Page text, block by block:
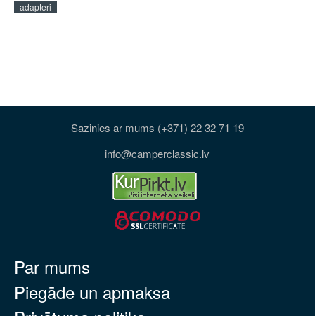
adapteri
Sazinies ar mums (+371) 22 32 71 19
info@camperclassic.lv
Par mums
Piegāde un apmaksa